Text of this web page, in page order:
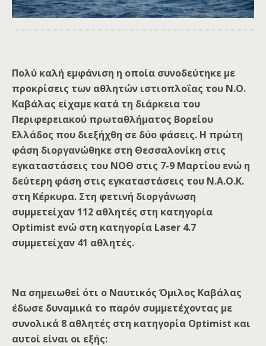
Πολύ καλή εμφάνιση η οποία συνοδεύτηκε με
προκρίσεις των αθλητών ιστιοπλοΐας του Ν.Ο.
Καβάλας είχαμε κατά τη διάρκεια του
Περιφερειακού πρωταθλήματος Βορείου
Ελλάδος που διεξήχθη σε δύο φάσεις. Η πρώτη
φάση διοργανώθηκε στη Θεσσαλονίκη στις
εγκαταστάσεις του ΝΟΘ στις 7-9 Μαρτίου ενώ η
δεύτερη φάση στις εγκαταστάσεις του Ν.Α.Ο.Κ.
στη Κέρκυρα. Στη φετινή διοργάνωση
συμμετείχαν 112 αθλητές στη κατηγορία
Optimist ενώ στη κατηγορία Laser 4.7
συμμετείχαν 41 αθλητές.
Να σημειωθεί ότι ο Ναυτικός Όμιλος Καβάλας
έδωσε δυναμικά το παρόν συμμετέχοντας με
συνολικά 8 αθλητές στη κατηγορία Optimist και
αυτοί είναι οι εξής: